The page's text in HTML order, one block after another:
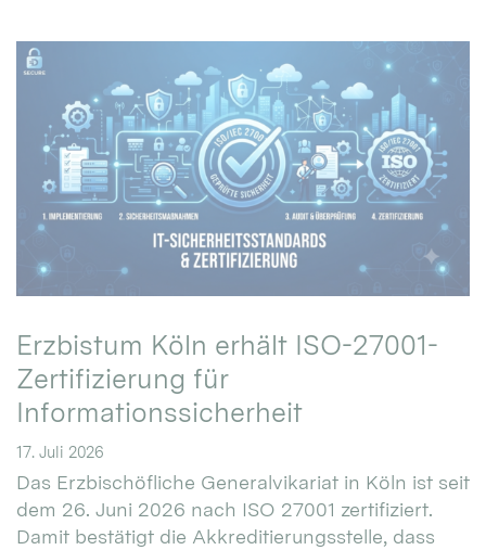
Erzbistum Köln erhält ISO-27001-
Zertifizierung für
Informationssicherheit
17. Juli 2026
Das Erzbischöfliche Generalvikariat in Köln ist seit
dem 26. Juni 2026 nach ISO 27001 zertifiziert.
Damit bestätigt die Akkreditierungsstelle, dass